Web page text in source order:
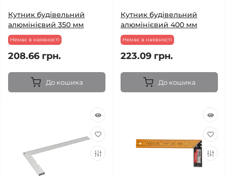
Кутник будівельний
алюмінієвий 350 мм
Немає в наявності
208.66 грн.
До кошика
Кутник будівельний
алюмінієвий 400 мм
Немає в наявності
223.09 грн.
До кошика